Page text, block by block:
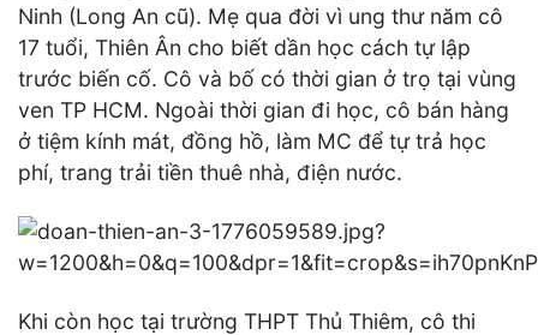
Ninh (Long An cũ). Mẹ qua đời vì ung thư năm cô
17 tuổi, Thiên Ân cho biết dần học cách tự lập
trước biến cố. Cô và bố có thời gian ở trọ tại vùng
ven TP HCM. Ngoài thời gian đi học, cô bán hàng
ở tiệm kính mát, đồng hồ, làm MC để tự trả học
phí, trang trải tiền thuê nhà, điện nước.
Khi còn học tại trường THPT Thủ Thiêm, cô thi